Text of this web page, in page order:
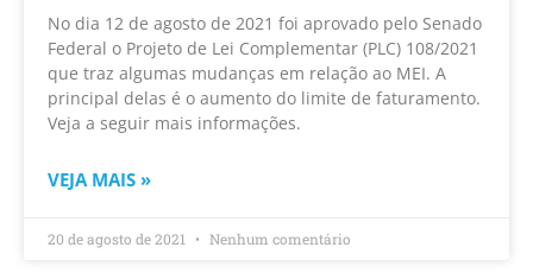
No dia 12 de agosto de 2021 foi aprovado pelo Senado
Federal o Projeto de Lei Complementar (PLC) 108/2021
que traz algumas mudanças em relação ao MEI. A
principal delas é o aumento do limite de faturamento.
Veja a seguir mais informações.
VEJA MAIS »
20 de agosto de 2021 Nenhum comentário